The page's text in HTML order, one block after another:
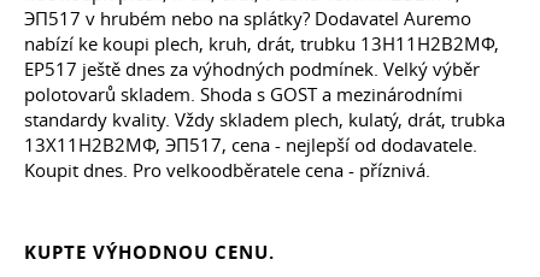
ЭП517 v hrubém nebo na splátky? Dodavatel Auremo
nabízí ke koupi plech, kruh, drát, trubku 13H11Н2В2МФ,
EP517 ještě dnes za výhodných podmínek. Velký výběr
polotovarů skladem. Shoda s GOST a mezinárodními
standardy kvality. Vždy skladem plech, kulatý, drát, trubka
13Х11Н2В2МФ, ЭП517, cena - nejlepší od dodavatele.
Koupit dnes. Pro velkoodběratele cena - příznivá.
KUPTE VÝHODNOU CENU.